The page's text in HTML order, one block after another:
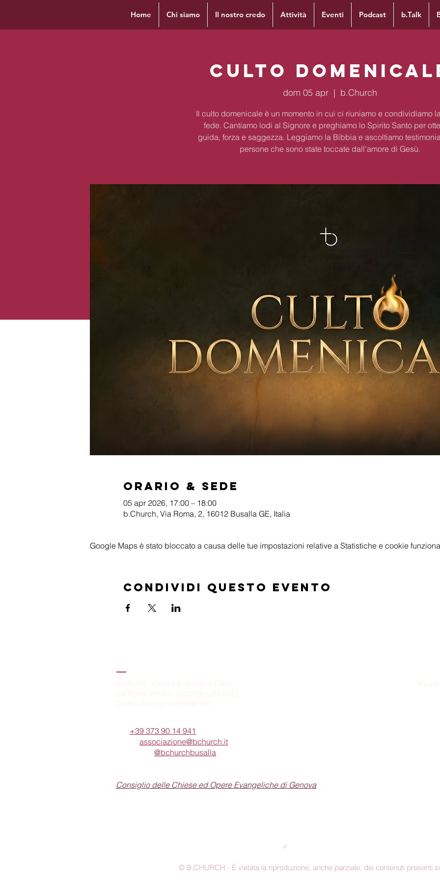
Home Chi siamo Il nostro credo Attività Eventi Podcast b.Talk
Culto
dom 05 apr
  |
b.Church
Il culto domenicale è un momento in cui ci riuniamo e condividiamo
fede. Cantiamo lodi al Signore e preghiamo lo Spirito Santo per
guida, forza e saggezza. Leggiamo la Bibbia e ascoltiamo
persone che sono state toccate dall'amore di Gesù.
Orario & Sede
05 apr 2026, 17:00 – 18:00
b.Church, Via Roma, 2, 16012 Busalla GE, Italia
Google Maps è stato bloccato a causa delle tue impostazioni relative a Statistiche e cookie
Condividi questo evento
+39 373 90 14 941
associazione@bchurch.it
@bchurchbusalla
Consiglio delle Chiese ed Opere Evangeliche di Genova
© B.CHURCH - É vietata la riproduzione, anche parziale, dei contenuti presenti